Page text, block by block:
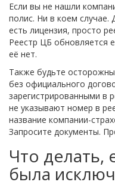
Если вы не нашли
полис. Ни в коем случае.
есть лицензия, просто
Реестр ЦБ обновляется
её нет.
Также будьте
без официального
зарегистрированными в
не указывают номер в
название компании-
Запросите документы.
Что делать,
была